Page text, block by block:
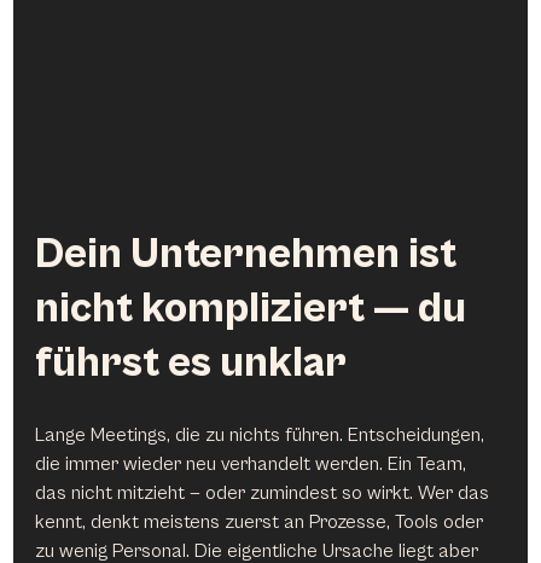
Dein Unternehmen ist
nicht kompliziert — du
führst es unklar
Lange Meetings, die zu nichts führen. Entscheidungen,
die immer wieder neu verhandelt werden. Ein Team,
das nicht mitzieht — oder zumindest so wirkt. Wer das
kennt, denkt meistens zuerst an Prozesse, Tools oder
zu wenig Personal. Die eigentliche Ursache liegt aber